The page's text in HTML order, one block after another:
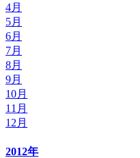
4月
5月
6月
7月
8月
9月
10月
11月
12月
2012年